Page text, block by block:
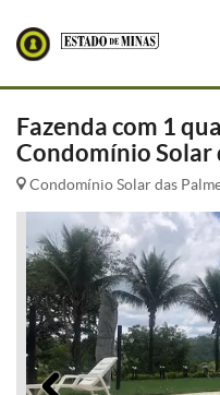
Fazenda com 1
Condomínio Solar
Condomínio Solar das
Anterior